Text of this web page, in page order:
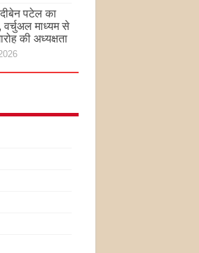
पटेल का
वर्चुअल माध्यम से
की अध्यक्षता